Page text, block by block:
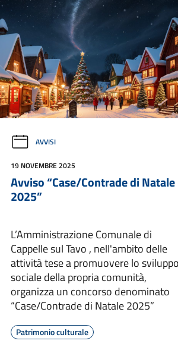
AVVISI
19 NOVEMBRE 2025
Avviso “Case/Contrade di Natale
2025”
L’Amministrazione Comunale di
Cappelle sul Tavo , nell'ambito delle
attività tese a promuovere lo sviluppo
sociale della propria comunità,
organizza un concorso denominato
“Case/Contrade di Natale 2025”
Patrimonio culturale